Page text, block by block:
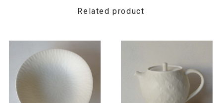
Related product